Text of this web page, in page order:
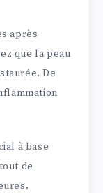
après
que la peau
De
à base
de